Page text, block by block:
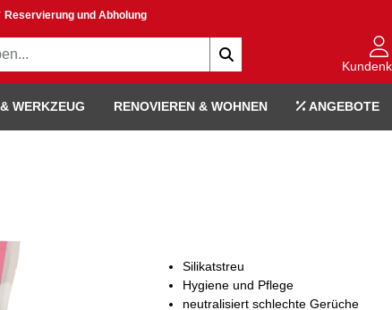
Reservierung und Abholung
WERKZEUG RENOVIEREN & WOHNEN ANGEBOTE
Silikatstreu
Hygiene und Pflege
neutralisiert schlechte Gerüche